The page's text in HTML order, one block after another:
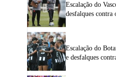
Escalação do
desfalques contra
Escalação do
e desfalques